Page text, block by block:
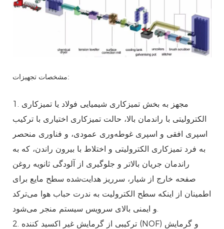
مشخصات تجهیزات:
1. مجهز به بخش تمیزکاری شیمیایی فولاد یا تمیزکاری
الکترولیتی با راندمان بالا، حالت تمیزکاری اختیاری با ترکیب
اسپری افقی و اسپری غوطه‌وری عمودی، و فناوری منحصر
به فرد تمیزکاری الکترولیتی و اختلاط با بیرون راندن، که به
راندمان جریان بالاتر و جلوگیری از آلودگی ثانویه روغن
صفحه خارج از شیار، سرریز هدایت‌شده سطح مایع برای
اطمینان از اینکه سطح الکترولیت به ندرت حباب هوا می‌ترکد
و ایمنی بالای سرویس سیستم منجر می‌شود.
2. ترکیبی از گرمایش غیر اکسید کننده (NOF) و گرمایش